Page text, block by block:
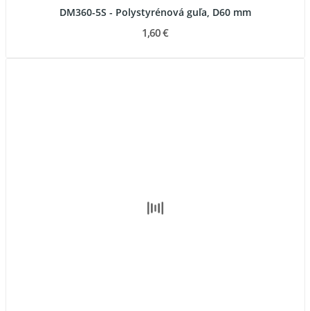
DM360-5S - Polystyrénová guľa, D60 mm
1,60 €